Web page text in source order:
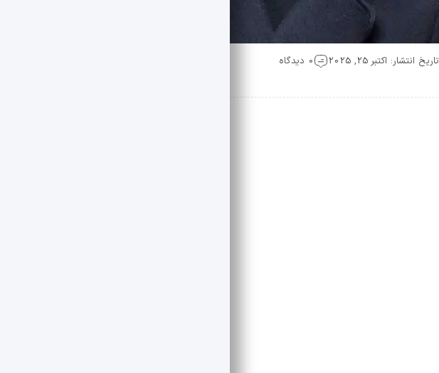
تاریخ انتشار: اکتبر 25, 2025 0 دیدگاه